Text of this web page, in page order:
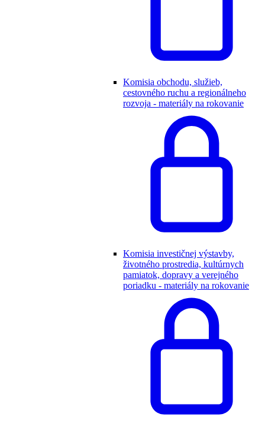
Komisia obchodu, služieb,
cestovného ruchu a regionálneho
rozvoja - materiály na rokovanie
Komisia investičnej výstavby,
životného prostredia, kultúrnych
pamiatok, dopravy a verejného
poriadku - materiály na rokovanie